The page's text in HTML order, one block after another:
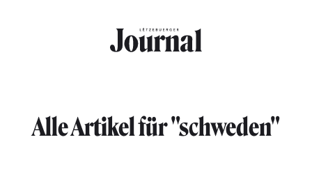
Alle Artikel für "schweden"